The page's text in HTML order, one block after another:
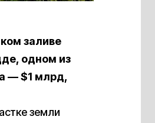
заливе
одном из
— $1 млрд,
земли